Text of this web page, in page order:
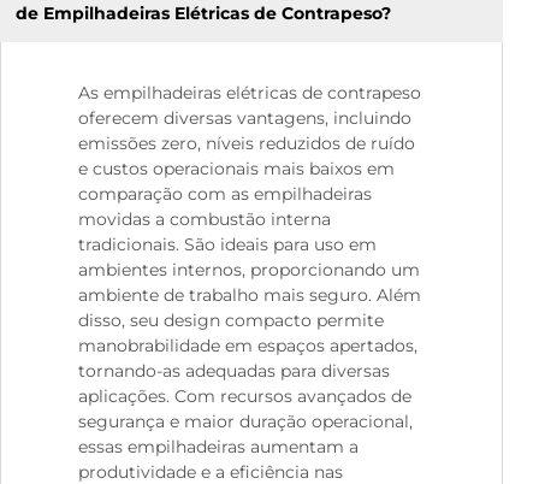
de Empilhadeiras Elétricas de Contrapeso?
As empilhadeiras elétricas de contrapeso
oferecem diversas vantagens, incluindo
emissões zero, níveis reduzidos de ruído
e custos operacionais mais baixos em
comparação com as empilhadeiras
movidas a combustão interna
tradicionais. São ideais para uso em
ambientes internos, proporcionando um
ambiente de trabalho mais seguro. Além
disso, seu design compacto permite
manobrabilidade em espaços apertados,
tornando-as adequadas para diversas
aplicações. Com recursos avançados de
segurança e maior duração operacional,
essas empilhadeiras aumentam a
produtividade e a eficiência nas